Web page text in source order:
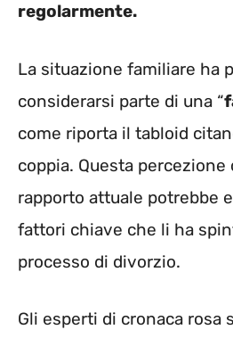
regolarmente.
La situazione familiare ha
considerarsi parte di una “
come riporta il tabloid
coppia. Questa
rapporto attuale potrebbe
fattori chiave che li ha
processo di divorzio.
Gli esperti di cronaca rosa